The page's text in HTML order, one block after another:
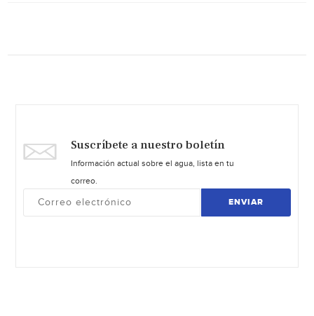
Suscríbete a nuestro boletín
Información actual sobre el agua, lista en tu
correo.
ENVIAR